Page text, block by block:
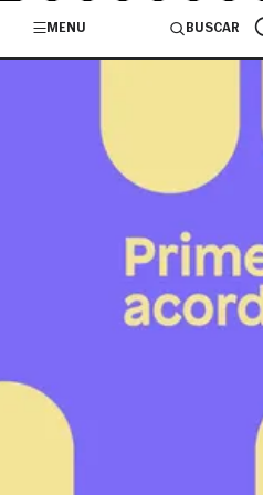
MENU
BUSCAR